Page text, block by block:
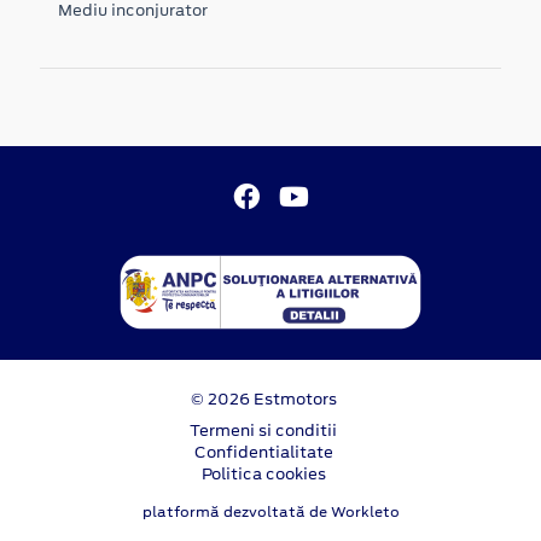
Mediu inconjurator
© 2026 Estmotors
Termeni si conditii
Confidentialitate
Politica cookies
platformă dezvoltată de Workleto